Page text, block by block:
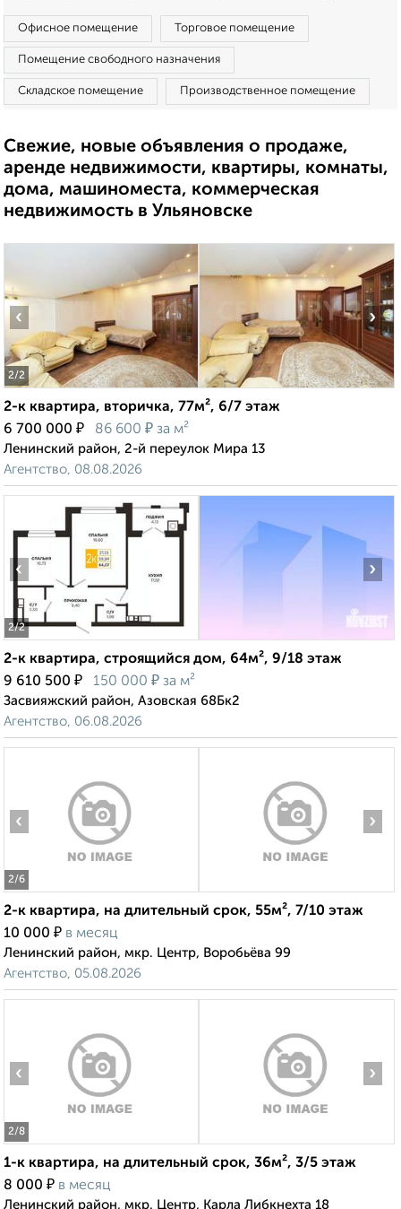
Офисное помещение Торговое помещение
Помещение свободного назначения
Складское помещение Производственное помещение
Свежие, новые объявления о продаже,
аренде недвижимости, квартиры, комнаты,
дома, машиноместа, коммерческая
недвижимость в Ульяновске
2/2
‹ ›
2-к квартира, вторичка, 77м², 6/7 этаж
6 700 000 ₽ 86 600 ₽ за м²
Ленинский район, 2-й переулок Мира 13
Агентство, 08.08.2026
2/2
‹ ›
2-к квартира, строящийся дом, 64м², 9/18 этаж
9 610 500 ₽ 150 000 ₽ за м²
Засвияжский район, Азовская 68Бк2
Агентство, 06.08.2026
2/6
‹ ›
2-к квартира, на длительный срок, 55м², 7/10 этаж
10 000 ₽ в месяц
Ленинский район, мкр. Центр, Воробьёва 99
Агентство, 05.08.2026
2/8
‹ ›
1-к квартира, на длительный срок, 36м², 3/5 этаж
8 000 ₽ в месяц
Ленинский район, мкр. Центр, Карла Либкнехта 18